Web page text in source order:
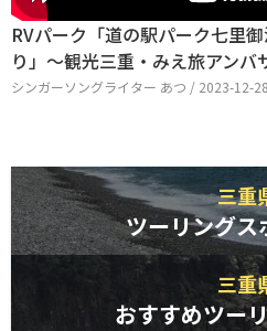
RVパーク「道の駅パーク七里
り」～観光三重・みえ旅アンバ
シンガーソングライター あつ / 2023-12-28
三重
ツーリングス
三重
おすすめツー